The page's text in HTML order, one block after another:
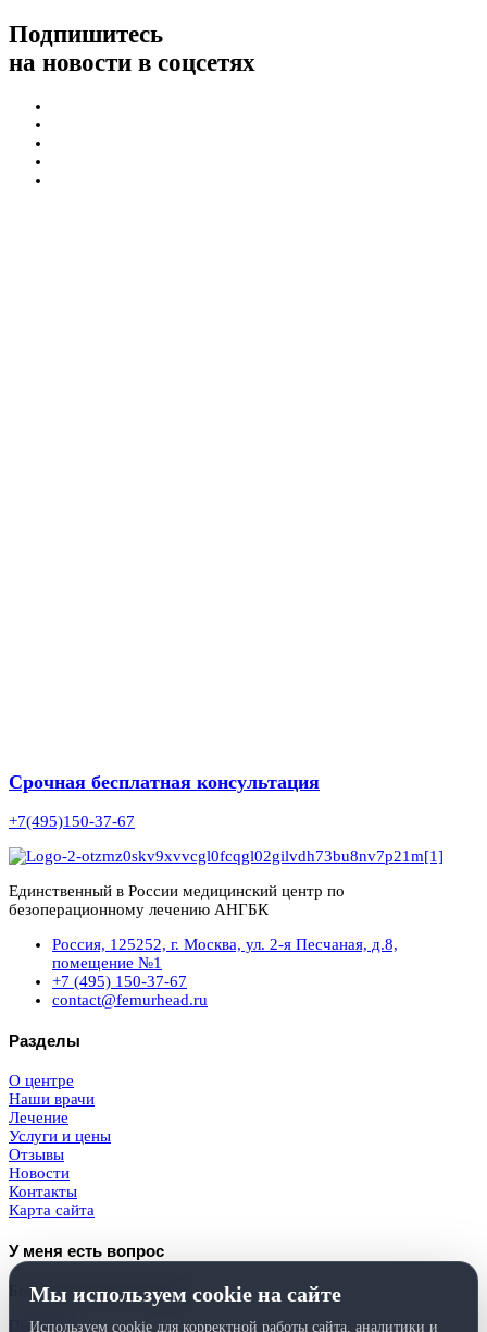
Подпишитесь
на новости в соцсетях
Срочная бесплатная консультация
+7(495)150-37-67
Единственный в России медицинский центр по
безоперационному лечению АНГБК
Россия, 125252, г. Москва, ул. 2-я Песчаная, д.8,
помещение №1
+7 (495) 150-37-67
contact@femurhead.ru
Разделы
О центре
Наши врачи
Лечение
Услуги и цены
Отзывы
Новости
Контакты
Карта сайта
У меня есть вопрос
Бесплатная консультация
Получить
Мы используем cookie на сайте
Используем cookie для корректной работы сайта, аналитики и